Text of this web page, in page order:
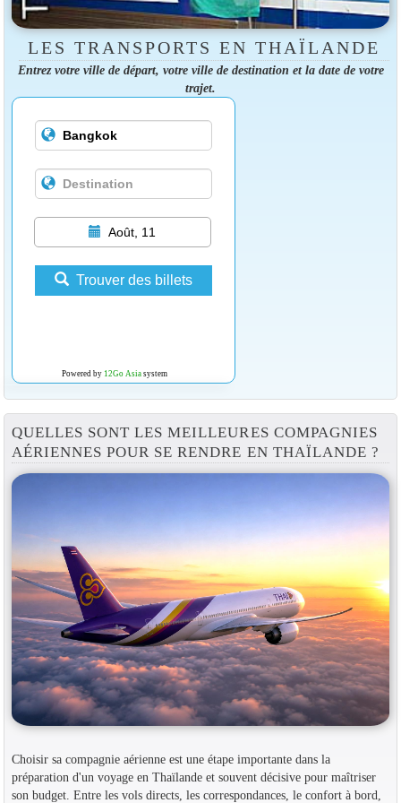
LES TRANSPORTS EN THAÏLANDE
Entrez votre ville de départ, votre ville de destination et la date de votre
trajet.
Août, 11
Trouver des billets
Powered by 12Go Asiasystem
QUELLES SONT LES MEILLEURES COMPAGNIES
AÉRIENNES POUR SE RENDRE EN THAÏLANDE ?
Choisir sa compagnie aérienne est une étape importante dans la
préparation d'un voyage en Thaïlande et souvent décisive pour maîtriser
son budget. Entre les vols directs, les correspondances, le confort à bord,